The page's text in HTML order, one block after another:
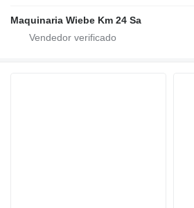
Maquinaria Wiebe Km 24 Sa